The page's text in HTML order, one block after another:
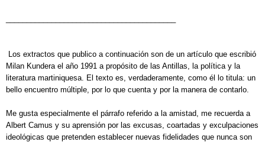
Los extractos que publico a continuación son de un artículo que escribió
Milan Kundera el año 1991 a propósito de las Antillas, la política y la
literatura martiniquesa. El texto es, verdaderamente, como él lo titula: un
bello encuentro múltiple, por lo que cuenta y por la manera de contarlo.
Me gusta especialmente el párrafo referido a la amistad, me recuerda a
Albert Camus y su aprensión por las excusas, coartadas y exculpaciones
ideológicas que pretenden establecer nuevas fidelidades que nunca son